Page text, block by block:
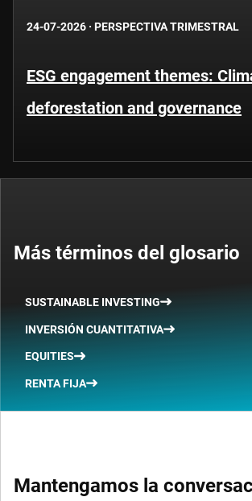
24-07-2026 · PERSPECTIVA TRIMESTRAL
ESG engagement themes:
deforestation and governance
Más términos del glosario
SUSTAINABLE INVESTING
INVERSIÓN CUANTITATIVA
EQUITIES
RENTA FIJA
Mantengamos la